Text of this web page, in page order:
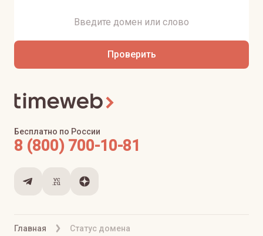
Проверить
Главная Статус домена
Бесплатно по России
8 (800) 700-10-81